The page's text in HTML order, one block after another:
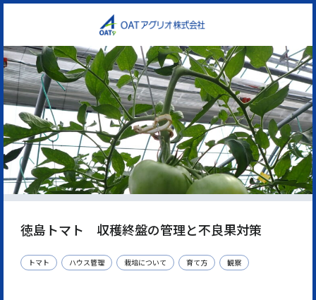
徳島トマト 収穫終盤の管理と不良果対策
トマト ハウス管理 栽培について 育て方 観察